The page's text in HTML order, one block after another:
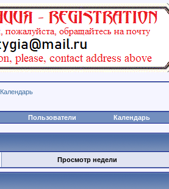
Календарь
Пользователи Календарь
Просмотр недели